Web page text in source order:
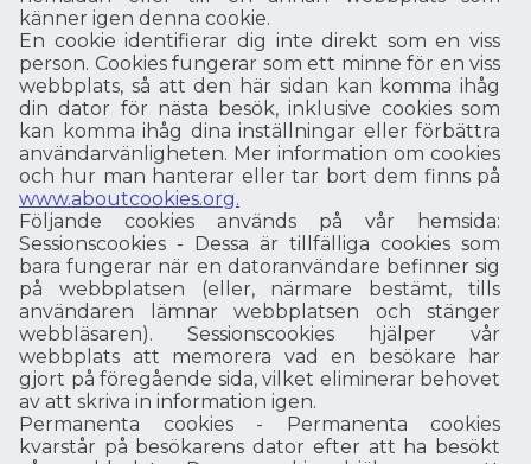
känner igen denna cookie.
En cookie identifierar dig inte direkt som en viss
person. Cookies fungerar som ett minne för en viss
webbplats, så att den här sidan kan komma ihåg
din dator för nästa besök, inklusive cookies som
kan komma ihåg dina inställningar eller förbättra
användarvänligheten. Mer information om cookies
och hur man hanterar eller tar bort dem finns på
www.aboutcookies.org.
Följande cookies används på vår hemsida:
Sessionscookies - Dessa är tillfälliga cookies som
bara fungerar när en datoranvändare befinner sig
på webbplatsen (eller, närmare bestämt, tills
användaren lämnar webbplatsen och stänger
webbläsaren). Sessionscookies hjälper vår
webbplats att memorera vad en besökare har
gjort på föregående sida, vilket eliminerar behovet
av att skriva in information igen.
Permanenta cookies - Permanenta cookies
kvarstår på besökarens dator efter att ha besökt